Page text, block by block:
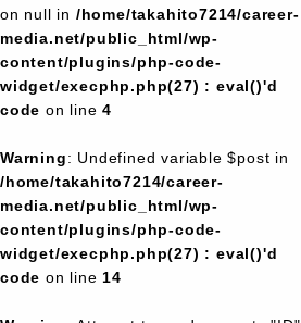
on null in /home/takahito7214/career-
media.net/public_html/wp-
content/plugins/php-code-
widget/execphp.php(27) : eval()'d
code on line4
Warning: Undefined variable $post in
/home/takahito7214/career-
media.net/public_html/wp-
content/plugins/php-code-
widget/execphp.php(27) : eval()'d
code on line 14